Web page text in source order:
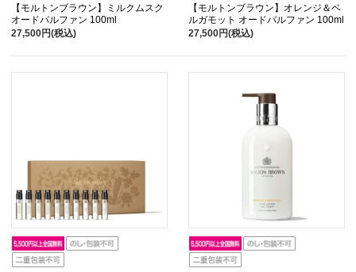
【モルトンブラウン】ミルクムスク
オードパルファン 100ml
27,500円(税込)
【モルトンブラウン】オレンジ＆ベ
ルガモット オードパルファン 100ml
27,500円(税込)